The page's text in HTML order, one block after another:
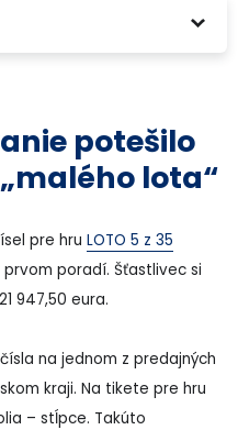
potešilo
lota“
pre hru LOTO 5 z 35
poradí. Šťastlivec si
947,50 eura.
na jednom z predajných
kraji. Na tikete pre hru
– stĺpce. Takúto